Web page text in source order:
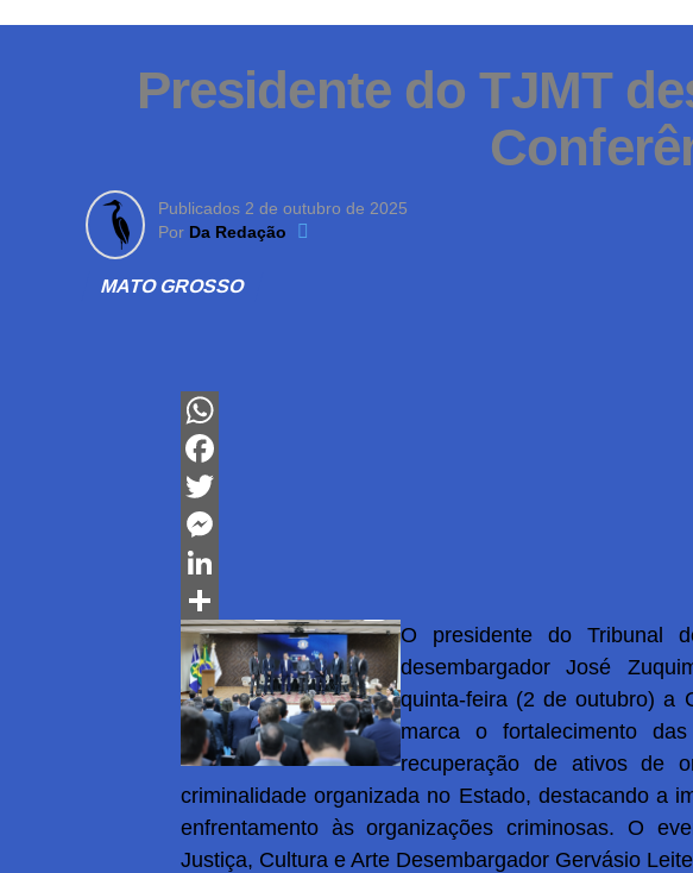
Presidente do TJMT
Publicados 2 de outubro de 2025
Por Da Redação
MATO GROSSO
WhatsApp
Facebook
Twitter
Messenger
LinkedIn
Share
O presidente do Tribunal
desembargador José
quinta-feira (2 de outubro) a
marca o fortalecimento
recuperação de ativos de
criminalidade organizada no Estado, destacando a
enfrentamento às organizações criminosas. O
Justiça, Cultura e Arte Desembargador Gervásio Leite